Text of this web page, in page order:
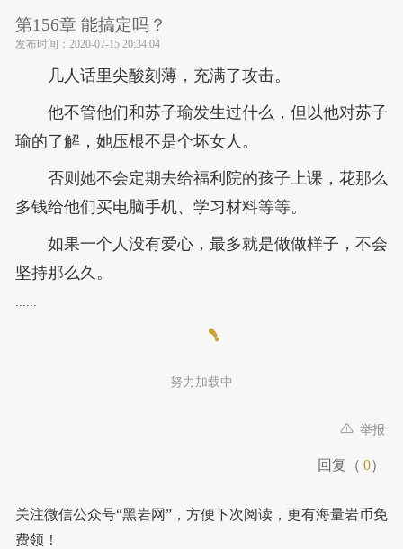
第156章 能搞定吗？
发布时间： 2020-07-15 20:34:04
几人话里尖酸刻薄，充满了攻击。
他不管他们和苏子瑜发生过什么，但以他对苏子
瑜的了解，她压根不是个坏女人。
否则她不会定期去给福利院的孩子上课，花那么
多钱给他们买电脑手机、学习材料等等。
如果一个人没有爱心，最多就是做做样子，不会
坚持那么久。
......
努力加载中
举报
回复（ 0）
关注微信公众号“黑岩网”，方便下次阅读，更有海量岩币免
费领！